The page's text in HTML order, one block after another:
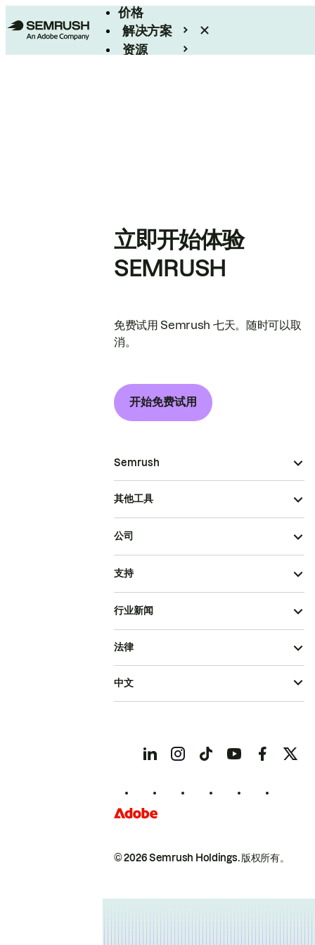
价格
解决方案
资源
立即开始体验
SEMRUSH
免费试用 Semrush 七天。随时可以取
消。
开始免费试用
Semrush
其他工具
公司
支持
行业新闻
© 2026 Semrush Holdings.版权所有。
法律
中文